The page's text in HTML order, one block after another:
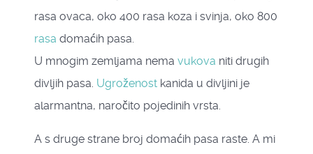
rasa ovaca, oko 400 rasa koza i svinja, oko 800
rasa domaćih pasa.
U mnogim zemljama nema vukova niti drugih
divljih pasa. Ugroženost kanida u divljini je
alarmantna, naročito pojedinih vrsta.
A s druge strane broj domaćih pasa raste. A mi